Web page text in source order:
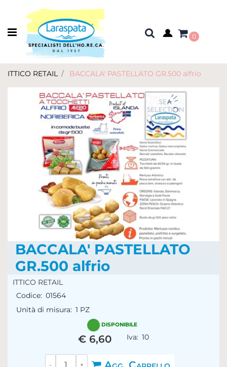
Open menu
0
ITTICO RETAIL BACCALA' PASTELLATO GR.500 alfrio
BACCALA' PASTELLATO
GR.500 alfrio
ITTICO RETAIL
Codice: 01564
Unità di misura: 1 PZ
DISPONIBILE
€ 6,60 Iva: 10
Quantità